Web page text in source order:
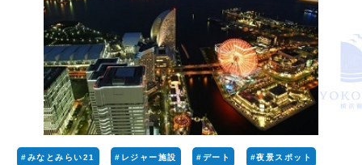
#みなとみらい21 #レジャー施設 #デート #夜景スポット